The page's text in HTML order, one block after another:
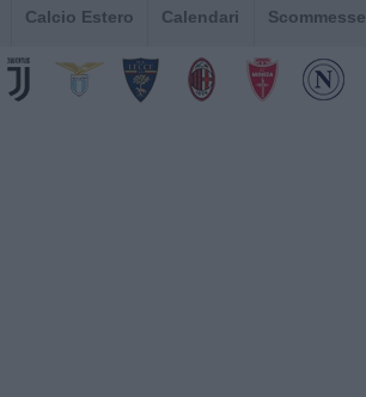
Calcio Estero Calendari Scommesse